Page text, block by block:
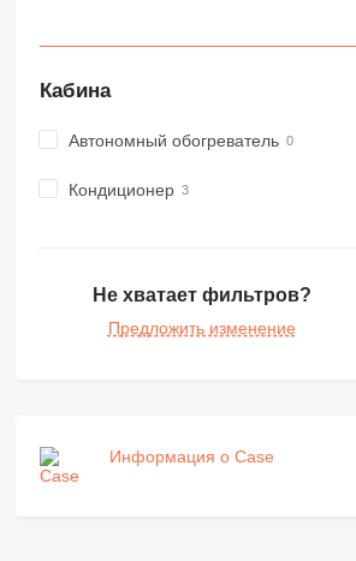
Кабина
Автономный обогреватель
Кондиционер
Не хватает фильтров?
Предложить изменение
Информация о Case